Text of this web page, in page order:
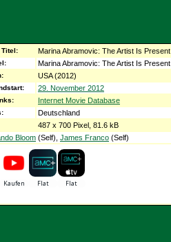
Titel: Marina Abramovic: The Artist Is Present
Marina Abramovic: The Artist Is Present
USA (2012)
29. November 2012
Internet Movie Database
Deutschland
487 x 700 Pixel, 81.6 kB
Bloom (Self), James Franco (Self)